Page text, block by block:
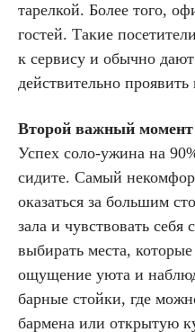
тарелкой. Более того,
гостей. Такие
к сервису и обычно
действительно
Второй важный
Успех соло-ужина на
сидите. Самый
оказаться за большим
зала и чувствовать
выбирать места,
ощущение уюта и
барные стойки, где
бармена или открытую